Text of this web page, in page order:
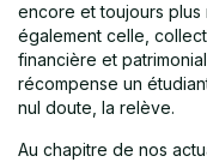
encore et toujours plus
également celle,
financière et
récompense un
nul doute, la relève.
Au chapitre de nos